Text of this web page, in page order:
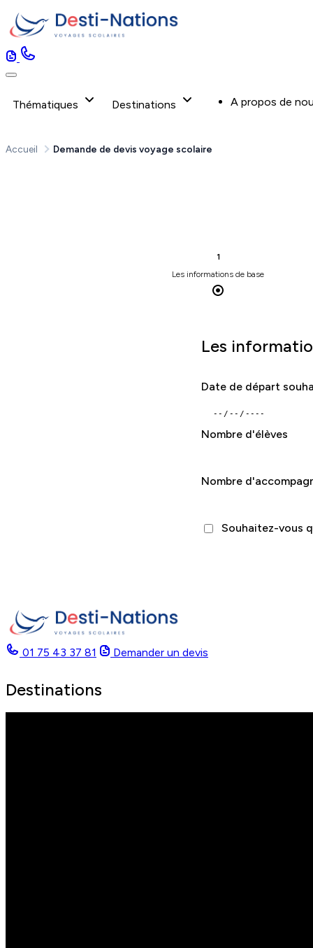
Thématiques Destinations A propos de
Accueil Demande de devis voyage scolaire
1
Les informations de base
Les
Date de départ
Nombre d'élèves
Nombre
Souhaitez-vous
01 75 43 37 81 Demander un devis
Destinations